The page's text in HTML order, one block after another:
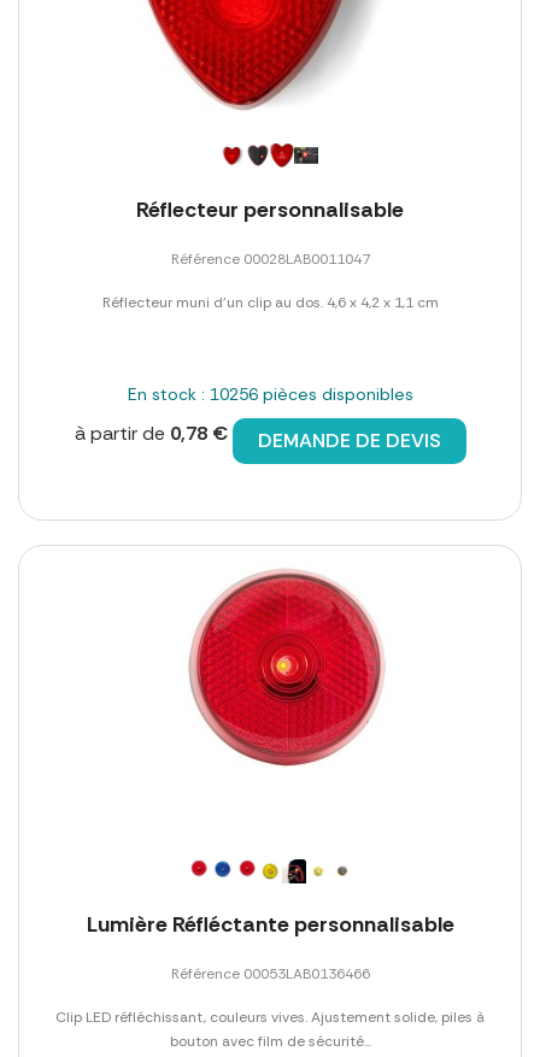
Réflecteur personnalisable
Référence 00028LAB0011047
Réflecteur muni d'un clip au dos. 4,6 x 4,2 x 1,1 cm
En stock : 10256 pièces disponibles
à partir de 0,78 € DEMANDE DE DEVIS
Lumière Réfléctante personnalisable
Référence 00053LAB0136466
Clip LED réfléchissant, couleurs vives. Ajustement solide, piles à
bouton avec film de sécurité...